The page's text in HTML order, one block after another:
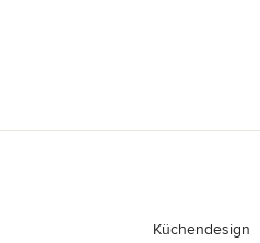
Küchendesign